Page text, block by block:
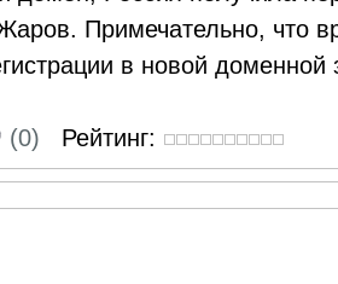
Примечательно, что
в новой доменной
(0) Рейтинг: